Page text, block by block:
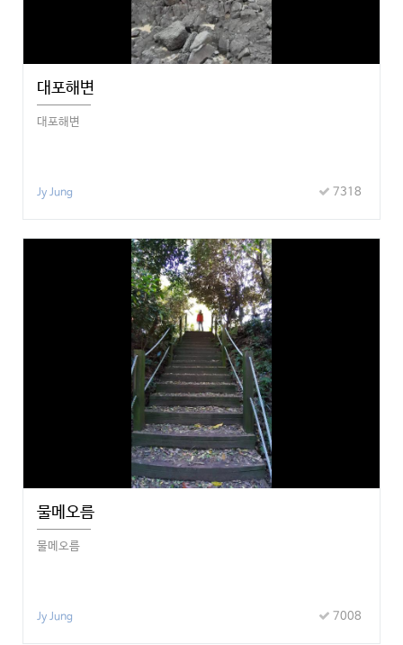
대포해변
대포해변
Jy Jung 7318
물메오름
물메오름
Jy Jung 7008